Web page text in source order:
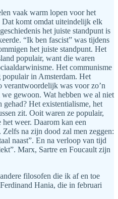
vaak warm lopen voor het
Dat komt omdat uiteindelijk elk
het juiste standpunt is
“Ik ben fascist” was tijdens
het juiste standpunt. Het
populair, want die waren
Het communisme
populair in Amsterdam. Het
verantwoordelijk was voor zo’n
gewoon. Wat hebben we al niet
Het existentialisme, het
zit. Ooit waren ze populair,
weer. Daarom kan een
na zijn dood zal men zeggen:
naast”. En na verloop van tijd
Marx, Sartre en Foucault zijn
filosofen die ik af en toe
Hania, die in februari